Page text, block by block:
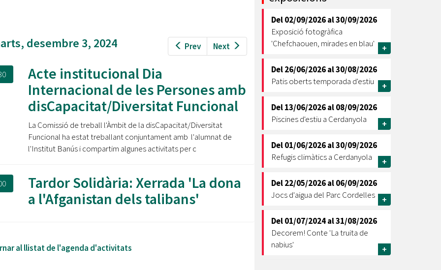
Ètica i Integritat
Retiment de Comptes
Accés a Informació Pública
Dades Obertes
Catàleg de Serveis i Tràmits
Cerdanyola opta a més de 5 milions d'euros del Pla de
Barris per transformar les Fontetes, Quatre Cantons i
El FIT presenta el cartell de la seva 16a edició i dona el
tret de sortida al festival
L’Ajuntament reparteix ulleres gratuïtes per veure
Equipaments
Mercats Municipals
Webs Municipals
Prev Next
desembre 3, 2024
Acte institucional Dia
Internacional de les Persones amb
disCapacitat/Diversitat Funcional
La Comissió de treball l'Àmbit de la disCapacitat/Diversitat
Funcional ha estat treballant conjuntament amb l'alumnat de
l'Institut Banús i compartim algunes activitats per c
Tardor Solidària: Xerrada 'La dona
a l'Afganistan dels talibans'
al llistat de l'agenda d'activitats
Del02/09/2026al30/09/2026
Exposició fotogràfica
'Chefchaouen, mirades en blau'
+
Del26/06/2026al30/08/2026
Patis oberts temporada d'estiu
+
Del13/06/2026al08/09/2026
Piscines d'estiu a Cerdanyola
+
Del01/06/2026al30/09/2026
Refugis climàtics a Cerdanyola
+
Del22/05/2026al06/09/2026
Jocs d'aigua del Parc Cordelles
+
Del01/07/2024al31/08/2026
Decorem! Conte 'La truita de
nabius'
+